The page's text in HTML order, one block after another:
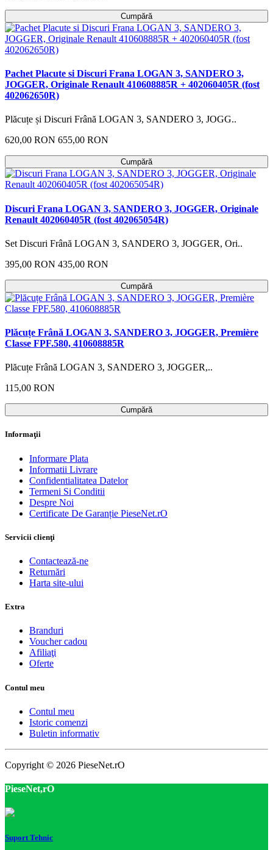
Cumpără
Pachet Placute si Discuri Frana LOGAN 3, SANDERO 3,
JOGGER, Originale Renault 410608885R + 402060405R (fost
402062650R)
Plăcuțe și Discuri Frână LOGAN 3, SANDERO 3, JOGG..
620,00 RON 655,00 RON
Cumpără
Discuri Frana LOGAN 3, SANDERO 3, JOGGER, Originale
Renault 402060405R (fost 402065054R)
Set Discuri Frână LOGAN 3, SANDERO 3, JOGGER, Ori..
395,00 RON 435,00 RON
Cumpără
Plăcuțe Frână LOGAN 3, SANDERO 3, JOGGER, Première
Classe FPF.580, 410608885R
Plăcuțe Frână LOGAN 3, SANDERO 3, JOGGER,..
115,00 RON
Cumpără
Informaţii
Informare Plata
Informatii Livrare
Confidentialitatea Datelor
Termeni Si Conditii
Despre Noi
Certificate De Garanție PieseNet.rO
Servicii clienţi
Contactează-ne
Returnări
Harta site-ului
Extra
Branduri
Voucher cadou
Afiliaţi
Oferte
Contul meu
Contul meu
Istoric comenzi
Buletin informativ
Copyright © 2026 PieseNet.rO
PieseNet,rO
Suport Tehnic